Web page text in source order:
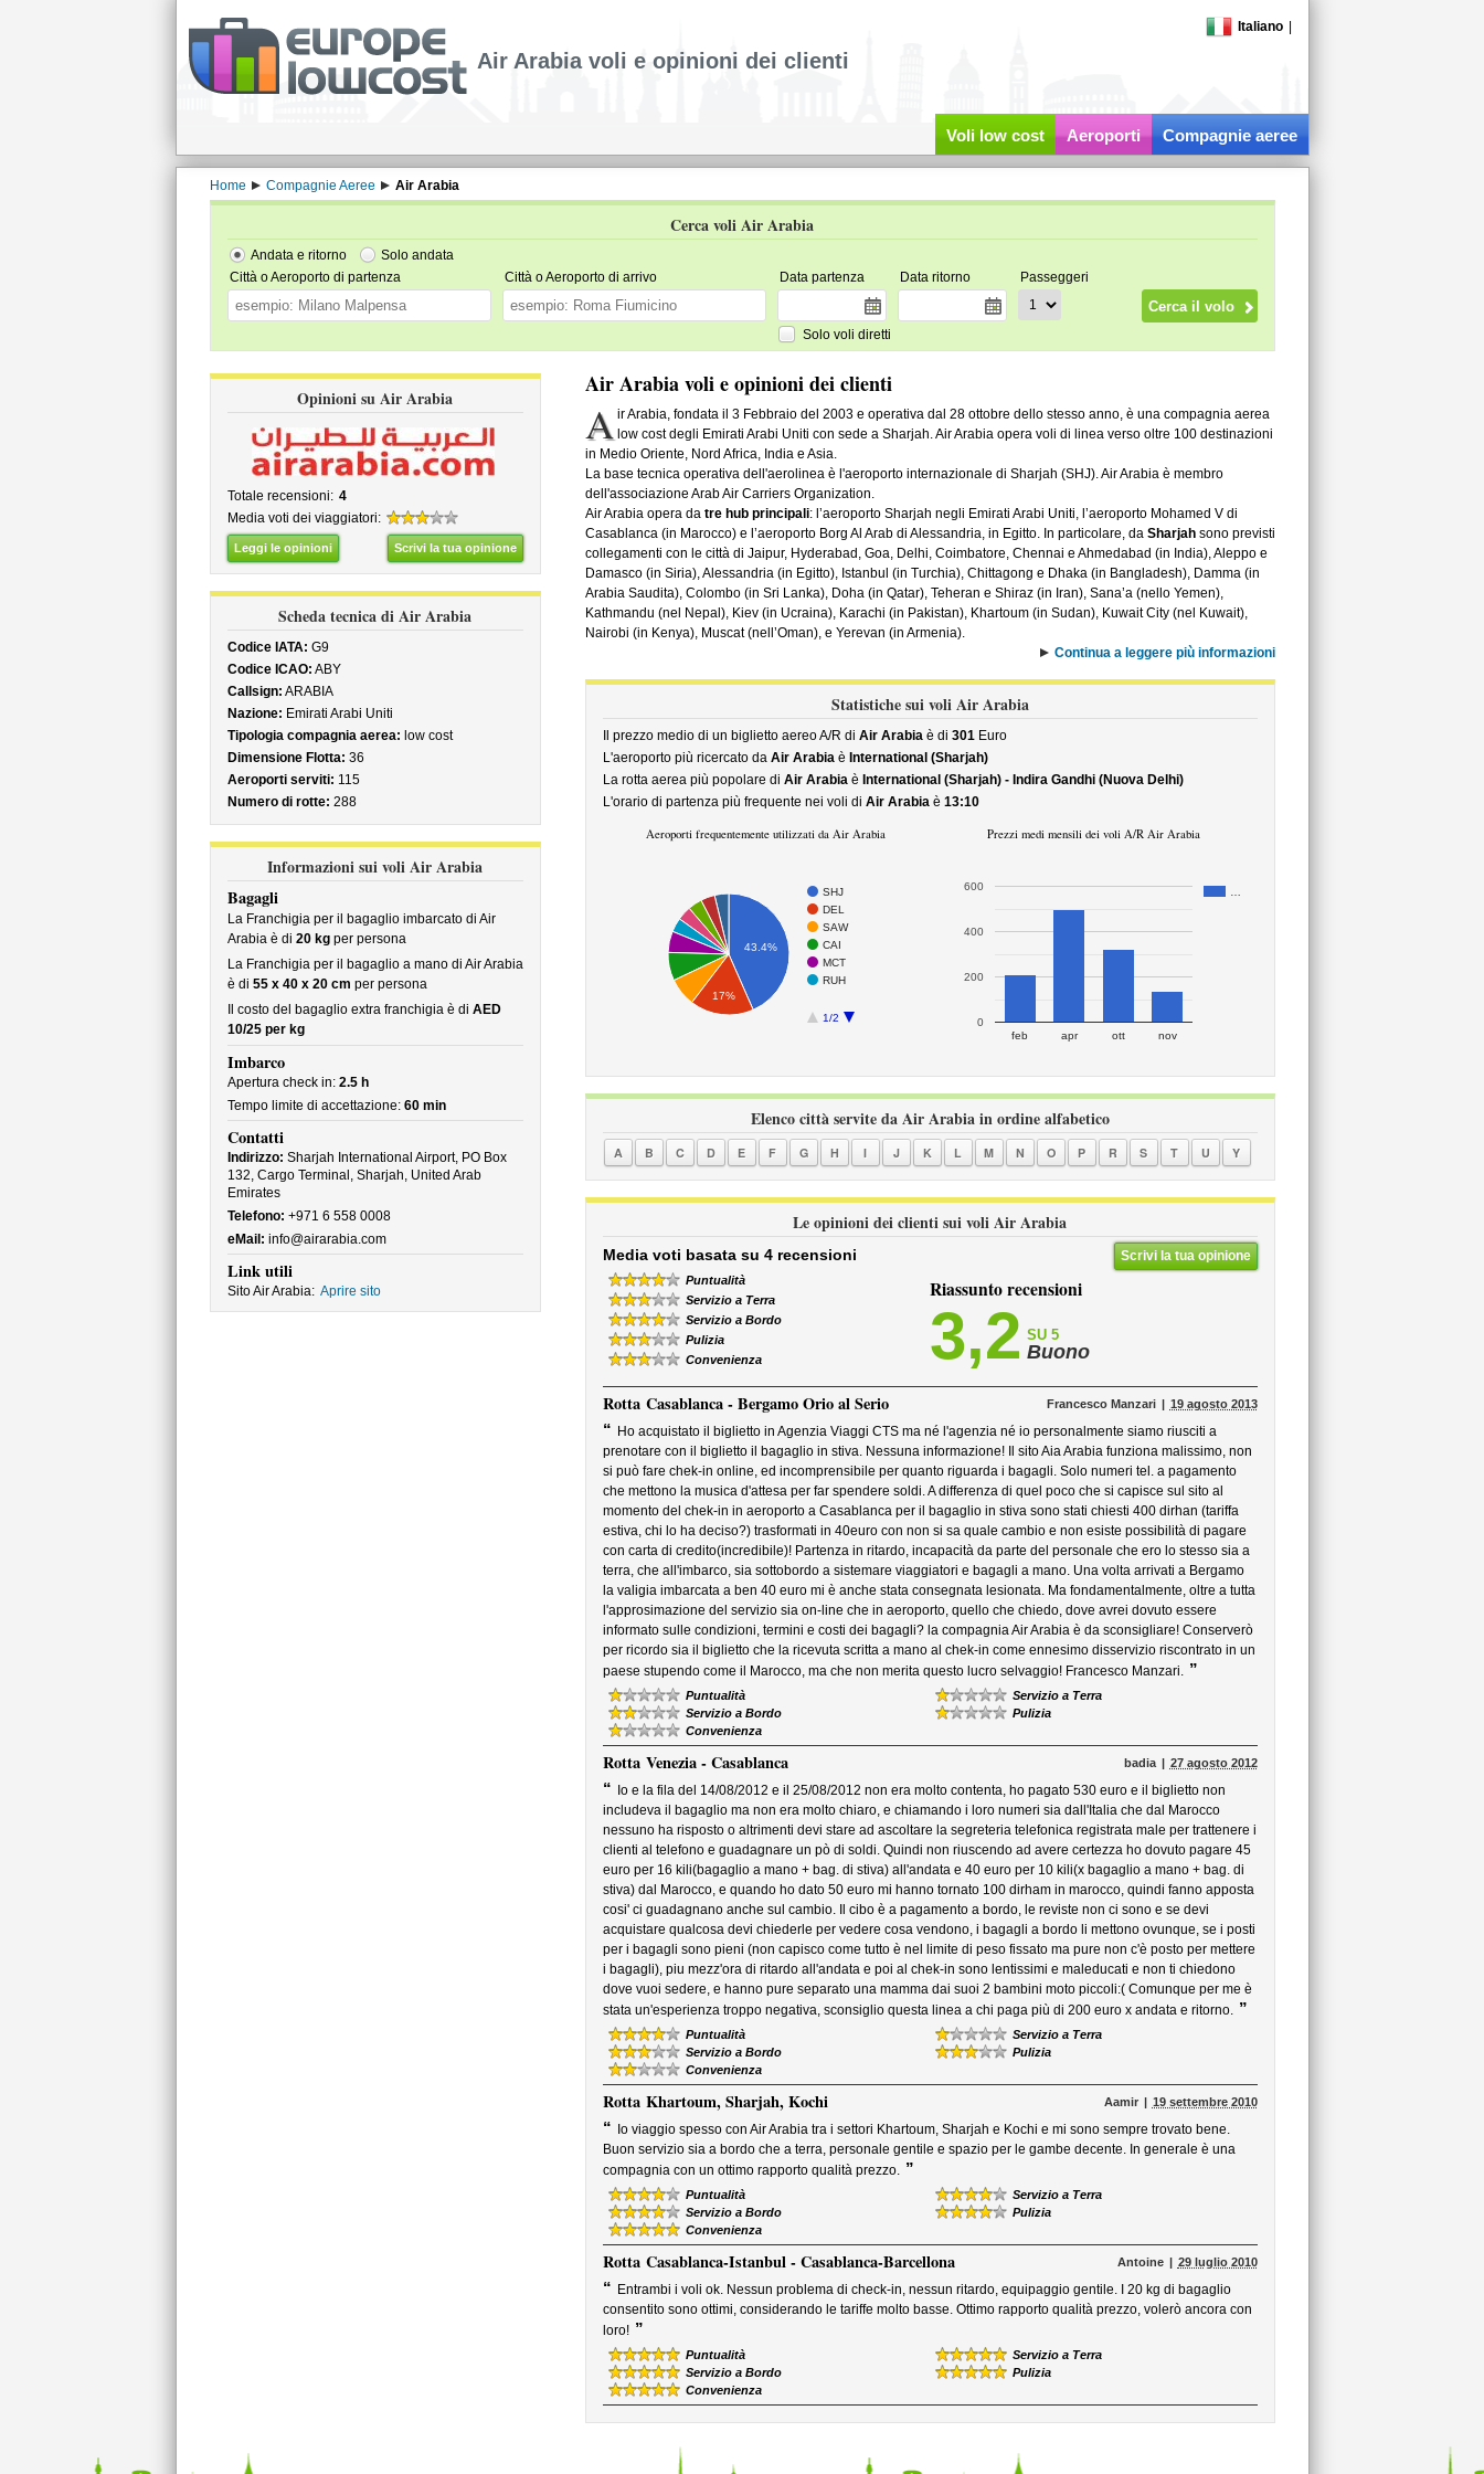
Italiano
Air Arabia voli e opinioni dei clienti
Voli low cost Aeroporti Compagnie aeree
Home Compagnie Aeree Air Arabia
Cerca voli Air Arabia
Andata e ritorno
Solo andata
Città o Aeroporto di partenza
Città o Aeroporto di arrivo Data partenza Data ritorno Passeggeri
Solo voli diretti
Opinioni su Air Arabia
Totale recensioni: 4
Media voti dei viaggiatori:
Leggi le opinioni Scrivi la tua opinione
Scheda tecnica di Air Arabia
Codice IATA: G9
Codice ICAO: ABY
Callsign: ARABIA
Nazione: Emirati Arabi Uniti
Tipologia compagnia aerea: low cost
Dimensione Flotta: 36
Aeroporti serviti: 115
Numero di rotte: 288
Informazioni sui voli Air Arabia
Bagagli
La Franchigia per il bagaglio imbarcato di Air
Arabia è di 20 kgper persona
La Franchigia per il bagaglio a mano di Air Arabia
è di 55 x 40 x 20 cm per persona
Il costo del bagaglio extra franchigia è di AED
10/25 per kg
Imbarco
Apertura check in: 2.5 h
Tempo limite di accettazione: 60 min
Contatti
Indirizzo: Sharjah International Airport, PO Box
132, Cargo Terminal, Sharjah, United Arab
Emirates
Telefono: +971 6 558 0008
eMail: info@airarabia.com
Link utili
Sito Air Arabia: Aprire sito
Air Arabia voli e opinioni dei clienti
A ir Arabia, fondata il 3 Febbraio del 2003 e operativa dal 28 ottobre dello stesso anno, è una compagnia aerea
low cost degli Emirati Arabi Uniti con sede a Sharjah. Air Arabia opera voli di linea verso oltre 100 destinazioni
in Medio Oriente, Nord Africa, India e Asia.
La base tecnica operativa dell'aerolinea è l'aeroporto internazionale di Sharjah (SHJ). Air Arabia è membro
dell'associazione Arab Air Carriers Organization.
Air Arabia opera da tre hub principali: l’aeroporto Sharjah negli Emirati Arabi Uniti, l’aeroporto Mohamed V di
Casablanca (in Marocco) e l’aeroporto Borg Al Arab di Alessandria, in Egitto. In particolare, da Sharjahsono previsti
collegamenti con le città di Jaipur, Hyderabad, Goa, Delhi, Coimbatore, Chennai e Ahmedabad (in India), Aleppo e
Damasco (in Siria), Alessandria (in Egitto), Istanbul (in Turchia), Chittagong e Dhaka (in Bangladesh), Damma (in
Arabia Saudita), Colombo (in Sri Lanka), Doha (in Qatar), Teheran e Shiraz (in Iran), Sana’a (nello Yemen),
Kathmandu (nel Nepal), Kiev (in Ucraina), Karachi (in Pakistan), Khartoum (in Sudan), Kuwait City (nel Kuwait),
Nairobi (in Kenya), Muscat (nell’Oman), e Yerevan (in Armenia).
Continua a leggere più informazioni
Statistiche sui voli Air Arabia
Il prezzo medio di un biglietto aereo A/R di Air Arabiaè di 301Euro
L'aeroporto più ricercato da Air Arabiaè International (Sharjah)
La rotta aerea più popolare di Air Arabiaè International (Sharjah) - Indira Gandhi (Nuova Delhi)
L'orario di partenza più frequente nei voli di Air Arabiaè 13:10
Aeroporti frequentemente utilizzati da Air Arabia
SHJ
DEL
SAW
CAI
MCT
RUH
1/2
43.4%
17%
Prezzi medi mensili dei voli A/R Air Arabia
feb apr ott nov
0
200
400
600
Elenco città servite da Air Arabia in ordine alfabetico
A B C D E F G H I J K L M N O P R S T U Y
Le opinioni dei clienti sui voli Air Arabia
Scrivi la tua opinione
Media voti basata su 4 recensioni
Puntualità
Servizio a Terra
Servizio a Bordo
Pulizia
Convenienza
Riassunto recensioni
3,2 SU 5
Buono
Rotta Casablanca - Bergamo Orio al Serio Francesco Manzari 19 agosto 2013
“ Ho acquistato il biglietto in Agenzia Viaggi CTS ma né l'agenzia né io personalmente siamo riusciti a
prenotare con il biglietto il bagaglio in stiva. Nessuna informazione! Il sito Aia Arabia funziona malissimo, non
si può fare chek-in online, ed incomprensibile per quanto riguarda i bagagli. Solo numeri tel. a pagamento
che mettono la musica d'attesa per far spendere soldi. A differenza di quel poco che si capisce sul sito al
momento del chek-in in aeroporto a Casablanca per il bagaglio in stiva sono stati chiesti 400 dirhan (tariffa
estiva, chi lo ha deciso?) trasformati in 40euro con non si sa quale cambio e non esiste possibilità di pagare
con carta di credito(incredibile)! Partenza in ritardo, incapacità da parte del personale che ero lo stesso sia a
terra, che all'imbarco, sia sottobordo a sistemare viaggiatori e bagagli a mano. Una volta arrivati a Bergamo
la valigia imbarcata a ben 40 euro mi è anche stata consegnata lesionata. Ma fondamentalmente, oltre a tutta
l'approsimazione del servizio sia on-line che in aeroporto, quello che chiedo, dove avrei dovuto essere
informato sulle condizioni, termini e costi dei bagagli? la compagnia Air Arabia è da sconsigliare! Conserverò
per ricordo sia il biglietto che la ricevuta scritta a mano al chek-in come ennesimo disservizio riscontrato in un
paese stupendo come il Marocco, ma che non merita questo lucro selvaggio! Francesco Manzari. ”
Puntualità
Servizio a Terra
Servizio a Bordo
Pulizia
Convenienza
Rotta Venezia - Casablanca badia 27 agosto 2012
“
Io e la fila del 14/08/2012 e il 25/08/2012 non era molto contenta, ho pagato 530 euro e il biglietto non
includeva il bagaglio ma non era molto chiaro, e chiamando i loro numeri sia dall'Italia che dal Marocco
nessuno ha risposto o altrimenti devi stare ad ascoltare la segreteria telefonica registrata male per trattenere i
clienti al telefono e guadagnare un pò di soldi. Quindi non riuscendo ad avere certezza ho dovuto pagare 45
euro per 16 kili(bagaglio a mano + bag. di stiva) all'andata e 40 euro per 10 kili(x bagaglio a mano + bag. di
stiva) dal Marocco, e quando ho dato 50 euro mi hanno tornato 100 dirham in marocco, quindi fanno apposta
cosi' ci guadagnano anche sul cambio. Il cibo è a pagamento a bordo, le reviste non ci sono e se devi
acquistare qualcosa devi chiederle per vedere cosa vendono, i bagagli a bordo li mettono ovunque, se i posti
per i bagagli sono pieni (non capisco come tutto è nel limite di peso fissato ma pure non c'è posto per mettere
i bagagli), piu mezz'ora di ritardo all'andata e poi al chek-in sono lentissimi e maleducati e non ti chiedono
dove vuoi sedere, e hanno pure separato una mamma dai suoi 2 bambini moto piccoli:( Comunque per me è
stata un'esperienza troppo negativa, sconsiglio questa linea a chi paga più di 200 euro x andata e ritorno. ”
Puntualità
Servizio a Terra
Servizio a Bordo
Pulizia
Convenienza
Rotta Khartoum, Sharjah, Kochi Aamir 19 settembre 2010
“
Io viaggio spesso con Air Arabia tra i settori Khartoum, Sharjah e Kochi e mi sono sempre trovato bene.
Buon servizio sia a bordo che a terra, personale gentile e spazio per le gambe decente. In generale è una
compagnia con un ottimo rapporto qualità prezzo. ”
Puntualità
Servizio a Terra
Servizio a Bordo
Pulizia
Convenienza
Rotta Casablanca-Istanbul - Casablanca-Barcellona Antoine 29 luglio 2010
“ Entrambi i voli ok. Nessun problema di check-in, nessun ritardo, equipaggio gentile. I 20 kg di bagaglio
consentito sono ottimi, considerando le tariffe molto basse. Ottimo rapporto qualità prezzo, volerò ancora con
loro! ”
Puntualità
Servizio a Terra
Servizio a Bordo
Pulizia
Convenienza